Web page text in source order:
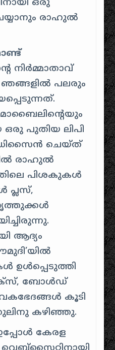
ഒരു
രാഹുല്‍
നിർമ്മാതാവ്
ഞങ്ങളിൽ പലരും
മൊബൈലിന്റെയും
ഒരു പുതിയ ലിപി
ഡിസൈൻ ചെയ്ത്
രാഹുൽ
പിശകുകൾ
പ്ലസ്,
ആദ്യം
ബോള്‍ഡ്
വകഭേദങ്ങള്‍ കൂടി
കഴിഞ്ഞു.
കേരള